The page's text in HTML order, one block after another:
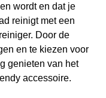
wordt en dat je
reinigt met een
Door de
en te kiezen voor
genieten van het
accessoire.